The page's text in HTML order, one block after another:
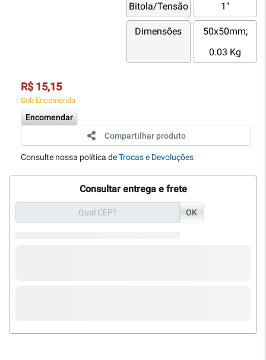
Bitola/Tensão 1"
Dimensões
50x50mm;
0.03 Kg
R$ 15,15
Sob Encomenda
Encomendar
Compartilhar produto
Consulte nossa política deTrocas e Devoluções
Consultar entrega e frete
OK